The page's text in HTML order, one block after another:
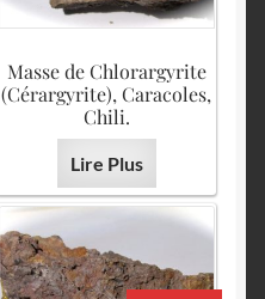
Masse de Chlorargyrite
(Cérargyrite), Caracoles,
Chili.
Lire Plus